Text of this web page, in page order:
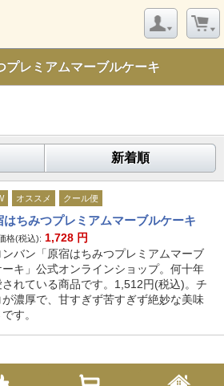
プレミアムマーブルケーキ
新着順
オススメ クール便
はちみつプレミアムマーブルケーキ
格(税込): 1,728 円
ンバン「原宿はちみつプレミアムマーブ
ーキ」公式オンラインショップ。何十年
されている商品です。1,512円(税込)。チ
が濃厚で、甘すぎず苦すぎず絶妙な美味
す。